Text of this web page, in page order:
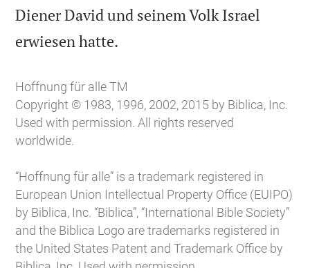
Diener David und seinem Volk Israel
erwiesen hatte.
Hoffnung für alle TM
Copyright © 1983, 1996, 2002, 2015 by Biblica, Inc.
Used with permission. All rights reserved
worldwide.
“Hoffnung für alle” is a trademark registered in
European Union Intellectual Property Office (EUIPO)
by Biblica, Inc. “Biblica”, “International Bible Society”
and the Biblica Logo are trademarks registered in
the United States Patent and Trademark Office by